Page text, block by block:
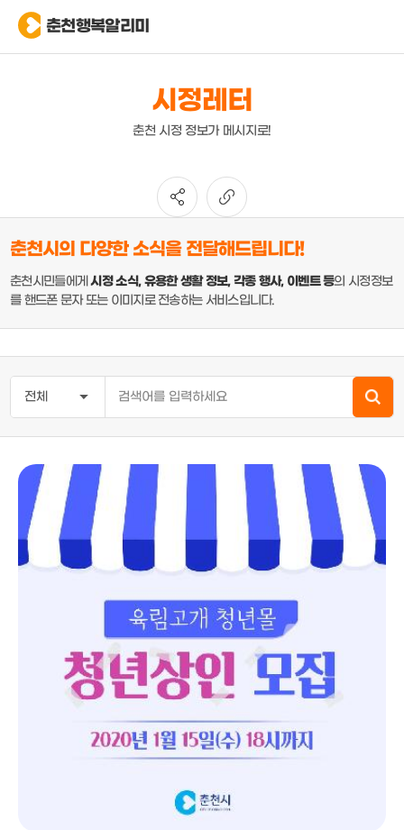
춘천행복알리미
시정레터
춘천 시정 정보가 메시지로!
춘천시의 다양한 소식을 전달해드립니다!
춘천시민들에게시정 소식, 유용한 생활 정보, 각종 행사, 이벤트 등의 시정정보
를 핸드폰 문자 또는 이미지로 전송하는 서비스입니다.